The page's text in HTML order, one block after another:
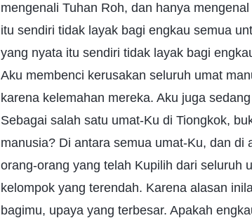
mengenali Tuhan Roh, dan hanya
itu sendiri tidak layak bagi engkau semua
yang nyata itu sendiri tidak layak bagi
Aku membenci kerusakan seluruh umat
karena kelemahan mereka. Aku juga
Sebagai salah satu umat-Ku di Tiongkok,
manusia? Di antara semua umat-Ku, dan
orang-orang yang telah Kupilih dari seluruh
kelompok yang terendah. Karena alasan
bagimu, upaya yang terbesar. Apakah